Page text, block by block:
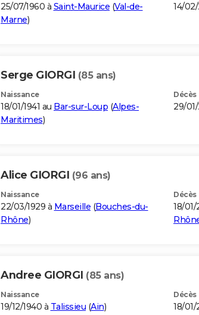
25/07/1960 à Saint-Maurice (Val-de-
Marne)
14/
Serge GIORGI (85 ans)
Naissance
18/01/1941 au Bar-sur-Loup (Alpes-
Maritimes)
Décès
29/
Alice GIORGI (96 ans)
Naissance
22/03/1929 à Marseille (Bouches-du-
Rhône)
Décès
18/
Andree GIORGI (85 ans)
Naissance
19/12/1940 à Talissieu (Ain)
Décès
18/